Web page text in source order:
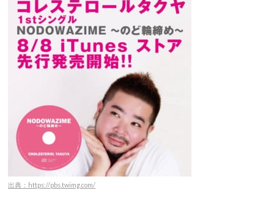
出典：https://pbs.twimg.com/